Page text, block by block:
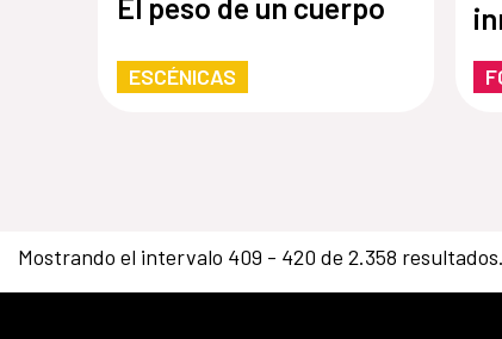
ESCÉNICAS
Mostrando el intervalo 409 - 420 de 2.358 resultados.